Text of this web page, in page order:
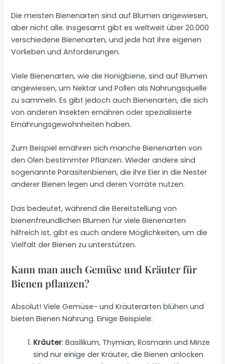
Die meisten Bienenarten sind auf Blumen angewiesen,
aber nicht alle. Insgesamt gibt es weltweit über 20.000
verschiedene Bienenarten, und jede hat ihre eigenen
Vorlieben und Anforderungen.
Viele Bienenarten, wie die Honigbiene, sind auf Blumen
angewiesen, um Nektar und Pollen als Nahrungsquelle
zu sammeln. Es gibt jedoch auch Bienenarten, die sich
von anderen Insekten ernähren oder spezialisierte
Ernährungsgewohnheiten haben.
Zum Beispiel ernähren sich manche Bienenarten von
den Ölen bestimmter Pflanzen. Wieder andere sind
sogenannte Parasitenbienen, die ihre Eier in die Nester
anderer Bienen legen und deren Vorräte nutzen.
Das bedeutet, während die Bereitstellung von
bienenfreundlichen Blumen für viele Bienenarten
hilfreich ist, gibt es auch andere Möglichkeiten, um die
Vielfalt der Bienen zu unterstützen.
Kann man auch Gemüse und Kräuter für
Bienen pflanzen?
Absolut! Viele Gemüse- und Kräuterarten blühen und
bieten Bienen Nahrung. Einige Beispiele:
Kräuter: Basilikum, Thymian, Rosmarin und Minze
sind nur einige der Kräuter, die Bienen anlocken